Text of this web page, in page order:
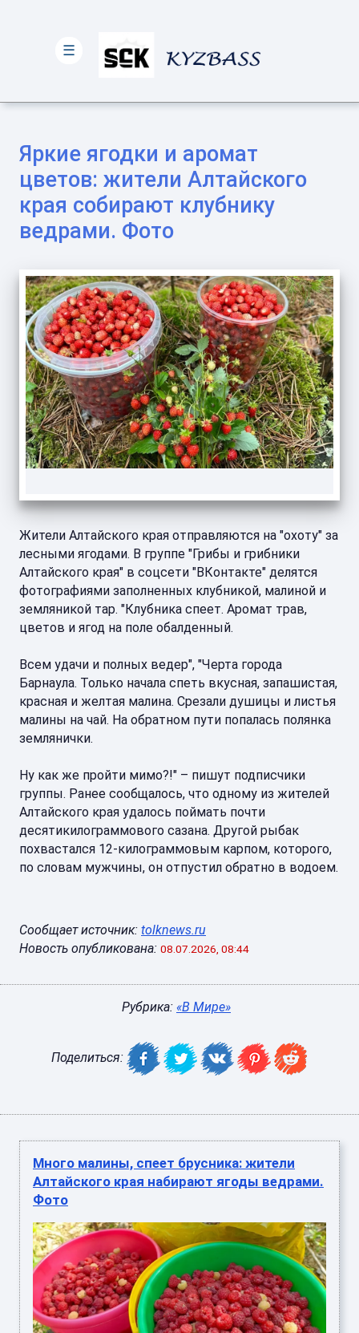
Яркие ягодки и аромат
цветов: жители Алтайского
края собирают клубнику
ведрами. Фото
Жители Алтайского края отправляются на "охоту" за
лесными ягодами. В группе "Грибы и грибники
Алтайского края" в соцсети "ВКонтакте" делятся
фотографиями заполненных клубникой, малиной и
земляникой тар. "Клубника спеет. Аромат трав,
цветов и ягод на поле обалденный.
Всем удачи и полных ведер", "Черта города
Барнаула. Только начала спеть вкусная, запашистая,
красная и желтая малина. Срезали душицы и листья
малины на чай. На обратном пути попалась полянка
землянички.
Ну как же пройти мимо?!" – пишут подписчики
группы. Ранее сообщалось, что одному из жителей
Алтайского края удалось поймать почти
десятикилограммового сазана. Другой рыбак
похвастался 12-килограммовым карпом, которого,
по словам мужчины, он отпустил обратно в водоем.
Сообщает источник: tolknews.ru
Новость опубликована: 08.07.2026, 08:44
Рубрика: «В Мире»
Поделиться:
Много малины, спеет брусника: жители
Алтайского края набирают ягоды ведрами.
Фото
☰